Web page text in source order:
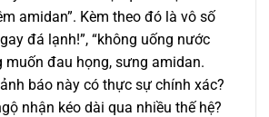
amidan”. Kèm theo đó là vô số
đá lạnh!”, “không uống nước
muốn đau họng, sưng amidan.
báo này có thực sự chính xác?
nhận kéo dài qua nhiều thế hệ?